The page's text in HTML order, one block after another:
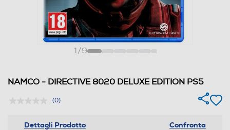
1/9
NAMCO - DIRECTIVE 8020 DELUXE EDITION PS5
(0)
Dettagli Prodotto Confronta